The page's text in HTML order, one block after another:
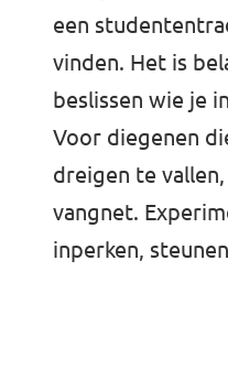
een
vinden. Het is
beslissen wie je
Voor diegenen
dreigen te
vangnet.
inperken,